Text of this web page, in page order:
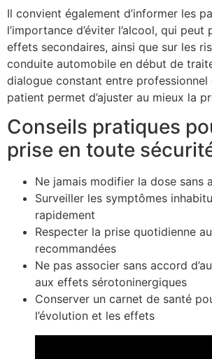
Il convient également d’informer les
l’importance d’éviter l’alcool, qui
effets secondaires, ainsi que sur les
conduite automobile en début de
dialogue constant entre professionnel
patient permet d’ajuster au mieux la
Conseils pratiques
prise en toute
Ne jamais modifier la dose sans
Surveiller les symptômes
rapidement
Respecter la prise quotidienne
recommandées
Ne pas associer sans accord
aux effets sérotoninergiques
Conserver un carnet de santé
l’évolution et les effets